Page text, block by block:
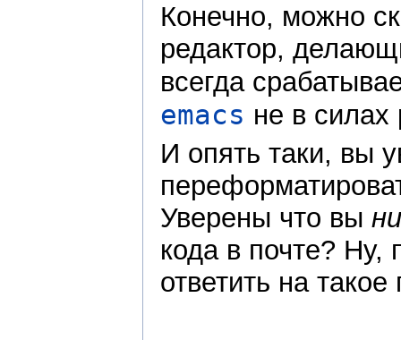
Конечно, можно
редактор,
всегда
emacs не в силах
И опять таки, вы
Уверены что вы
кода в почте? Ну,
ответить на